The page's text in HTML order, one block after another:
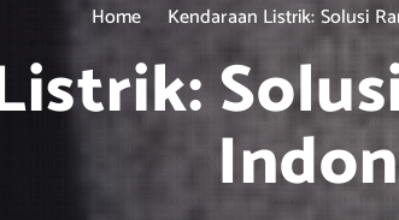
Home Kendaraan Listrik: Solusi